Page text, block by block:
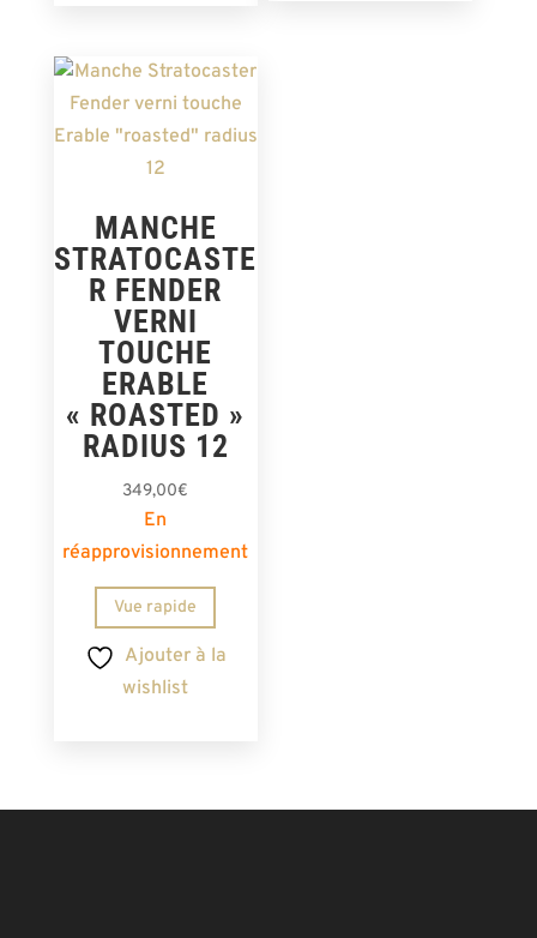
MANCHE
STRATOCASTE
R FENDER
VERNI
TOUCHE
ERABLE
« ROASTED »
RADIUS 12
349,00€
En
réapprovisionnement
Vue rapide
Ajouter à la
wishlist